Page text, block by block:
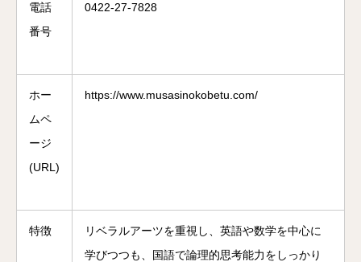
電話
番号
0422-27-7828
ホー
ムペ
ージ
(URL)
https://www.musasinokobetu.com/
特徴
リベラルアーツを重視し、英語や数学を中心に
学びつつも、国語で論理的思考能力をしっかり